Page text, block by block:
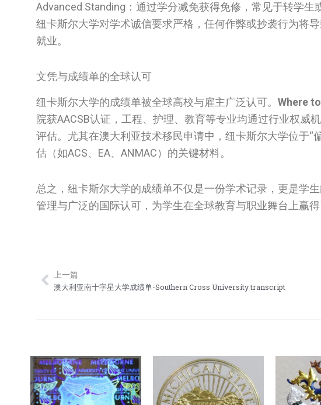
Advanced Standing：通过学分减免获得免修，常见于转学生
纽卡斯尔大学对学术诚信要求严格，任何作弊或抄袭行为将
就业。
文凭与成绩单的全球认可
纽卡斯尔大学的成绩单被全球高校与雇主广泛认可。 Where
院获AACSB认证，工程、护理、教育等专业均通过行业权威
评估。尤其在澳大利亚技术移民申请中，纽卡斯尔大学位于
估（如ACS、EA、ANMAC）的关键材料。
总之，纽卡斯尔大学的成绩单不仅是一份学术记录，更是学
管理与广泛的国际认可，为学生在全球教育与职业舞台上赢得
Prev
上一篇
澳大利亚南十字星大学成绩单-Southern Cross University transcript